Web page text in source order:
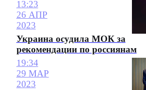
13:23
26 АПР
2023
Украина осудила МОК за
рекомендации по россиянам
19:34
29 МАР
2023